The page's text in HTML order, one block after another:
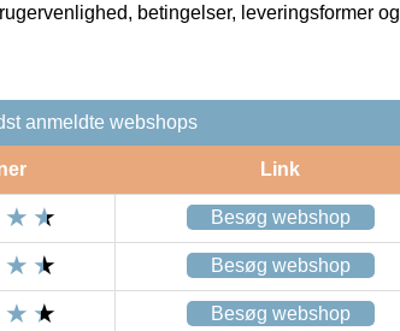
betingelser, leveringsformer og
anmeldte webshops
Link
Besøg webshop
Besøg webshop
Besøg webshop